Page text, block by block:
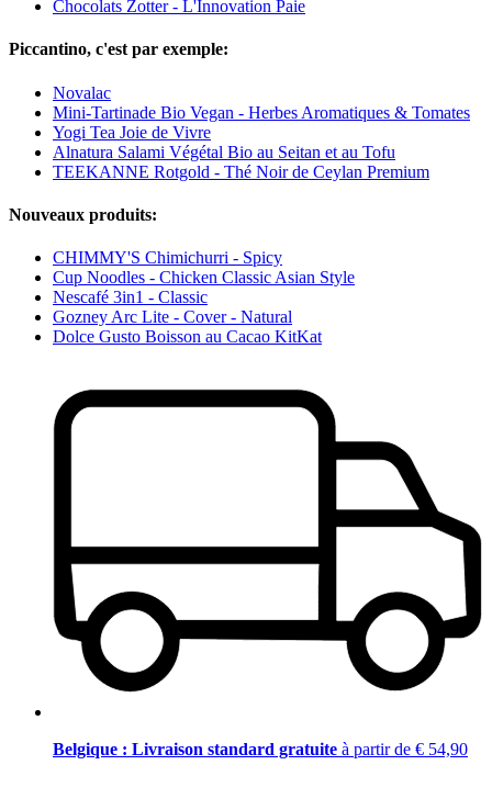
Chocolats Zotter - L'Innovation Paie
Piccantino, c'est par exemple:
Novalac
Mini-Tartinade Bio Vegan - Herbes Aromatiques & Tomates
Yogi Tea Joie de Vivre
Alnatura Salami Végétal Bio au Seitan et au Tofu
TEEKANNE Rotgold - Thé Noir de Ceylan Premium
Nouveaux produits:
CHIMMY'S Chimichurri - Spicy
Cup Noodles - Chicken Classic Asian Style
Nescafé 3in1 - Classic
Gozney Arc Lite - Cover - Natural
Dolce Gusto Boisson au Cacao KitKat
Belgique : Livraison standard gratuite à partir de € 54,90